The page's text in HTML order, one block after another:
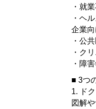
・就
・ヘ
企業
・公
・ク
・障
■ 3つ
1. ド
図解